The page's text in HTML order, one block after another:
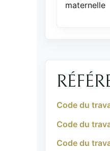
maternelle
Code du
Code du
Code du